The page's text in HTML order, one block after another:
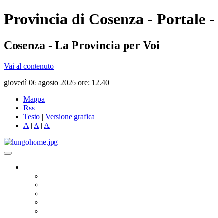
Provincia di Cosenza - Portale
Cosenza - La Provincia per Voi
Vai al contenuto
giovedì 06 agosto 2026 ore: 12.40
Mappa
Rss
Testo | Versione grafica
A | A | A